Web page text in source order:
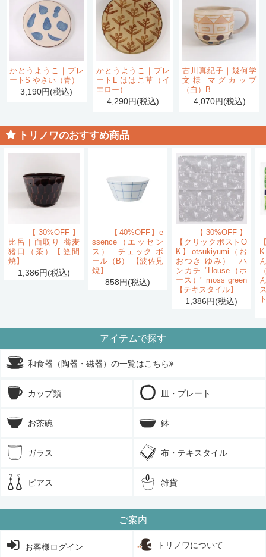
かとうようこ｜プレ
ートS やさい（青）
3,190円(税込)
かとうようこ｜プレ
ートL ははこ草（イ
エロー）
4,290円(税込)
古川真紀子｜幾何学
文様 マグカップ
（白）B
4,070円(税込)
トリノワのおすすめ商品
【30%OFF】
比呂｜面取り 蕎麦
猪口（茶）【笠間
焼】
1,386円(税込)
【40%OFF】e
ssence（エッセン
ス）｜チェック ボ
ール（B） 【波佐見
焼】
858円(税込)
【30%OFF】
【クリックポストO
K】otsukiyumi（お
おつき ゆみ）｜ハ
ンカチ "House（ホ
ース）" moss green
【テキスタイル】
1,386円(税込)
アイテムで探す
和食器（陶器・磁器）の一覧はこちら
カップ類 皿・プレート
お茶碗 鉢
ガラス 布・テキスタイル
ピアス 雑貨
ご案内
お客様ログイン トリノワについて